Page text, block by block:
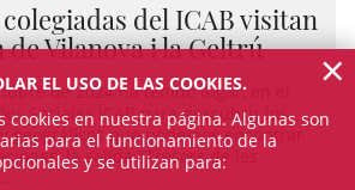
del ICAB visitan
de Vilanova i la Geltrú
de 2024 ha tenido lugar, en el
Sociales ICAB para descubrir los
geográficos que podemos encontrar
la salida "Tresors de les
EL USO DE LAS COOKIES.
cookies en nuestra página. Algunas son
para el funcionamiento de la
y se utilizan para:
×